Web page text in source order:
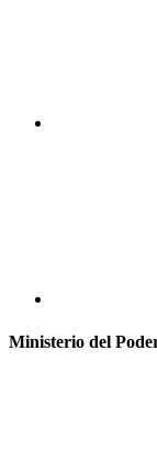
Ministerio del